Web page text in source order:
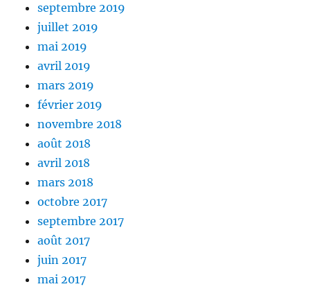
septembre 2019
juillet 2019
mai 2019
avril 2019
mars 2019
février 2019
novembre 2018
août 2018
avril 2018
mars 2018
octobre 2017
septembre 2017
août 2017
juin 2017
mai 2017